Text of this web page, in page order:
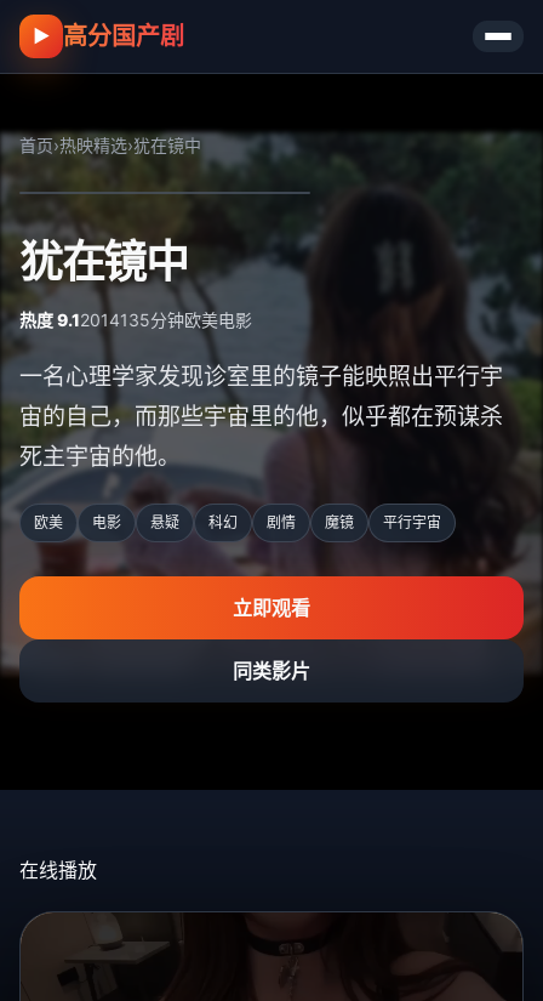
▶ 高分国产剧
首页›热映精选›犹在镜中
犹在镜中
热度 9.12014135分钟欧美电影
一名心理学家发现诊室里的镜子能映照出平行宇
宙的自己，而那些宇宙里的他，似乎都在预谋杀
死主宇宙的他。
欧美 电影 悬疑 科幻 剧情 魔镜 平行宇宙
立即观看
同类影片
在线播放